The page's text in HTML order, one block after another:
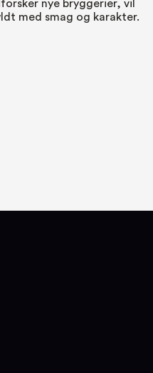
nye bryggerier, vil
med smag og karakter.